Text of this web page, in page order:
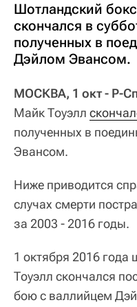
Шотландский
скончался в
полученных в
Дэйлом Эвансом.
МОСКВА, 1 окт - Р-
Майк Тоуэлл
полученных в
Эвансом.
Ниже приводится
случах смерти
за 2003 - 2016 годы.
1 октября 2016
Тоуэлл скончался
бою с валлийцем